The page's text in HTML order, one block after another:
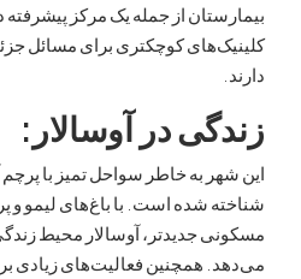
از جمله یک مرکز پیشرفته در اوبا
کوچکتری برای مسائل جزئی بهداشتی
در آوسالار:
به خاطر سواحل تمیز با پرچم آبی و
شده است. با باغ‌های لیمو و پرتقال و
جدیدتر، آوسالار محیط زندگی
فعالیت‌های زیادی برای لذت